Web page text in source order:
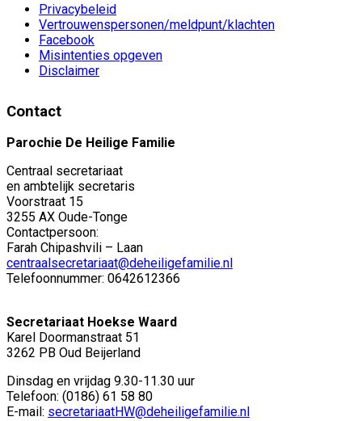
Privacybeleid
Vertrouwenspersonen/meldpunt/klachten
Facebook
Misintenties opgeven
Disclaimer
Contact
Parochie De Heilige Familie
Centraal secretariaat
en ambtelijk secretaris
Voorstraat 15
3255 AX Oude-Tonge
Contactpersoon:
Farah Chipashvili – Laan
centraalsecretariaat@deheiligefamilie.nl
Telefoonnummer: 0642612366
Secretariaat Hoekse Waard
Karel Doormanstraat 51
3262 PB Oud Beijerland
Dinsdag en vrijdag 9.30-11.30 uur
Telefoon: (0186) 61 58 80
E-mail: secretariaatHW@deheiligefamilie.nl